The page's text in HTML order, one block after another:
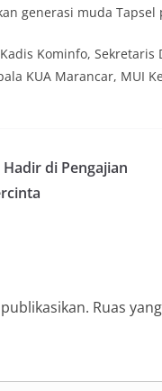
generasi muda Tapsel
Kominfo, Sekretaris
KUA Marancar, MUI
di Pengajian
Ruas